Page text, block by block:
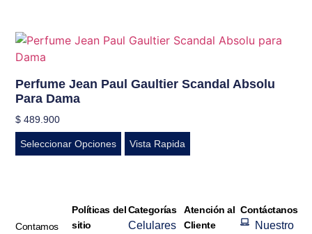
Perfume Jean Paul Gaultier Scandal Absolu
Para Dama
$ 489.900
Seleccionar Opciones Vista Rapida
Contamos
Políticas del
sitio
Categorías
Celulares
Atención al
Cliente
Contáctanos
Nuestro